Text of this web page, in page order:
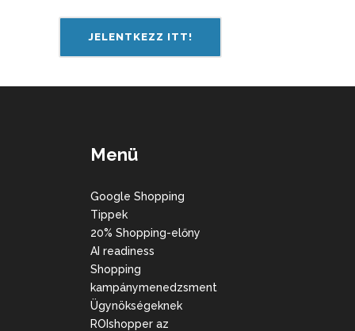
JELENTKEZZ ITT!
Menü
Google Shopping
Tippek
20% Shopping-előny
AI readiness
Shopping
kampánymenedzsment
Ügynökségeknek
ROIshopper az